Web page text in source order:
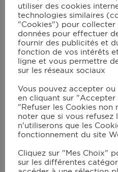
utiliser des cookies
technologies similaires
"Cookies") pour collecter
données pour effectuer
fournir des publicités et
fonction de vos intérêts
ligne et vous permettre
sur les réseaux sociaux
Vous pouvez accepter
en cliquant sur "Accepter
"Refuser les Cookies non
noter que si vous refusez
n'utiliserons que les
fonctionnement du site
Cliquez sur "Mes Choix"
sur les différentes